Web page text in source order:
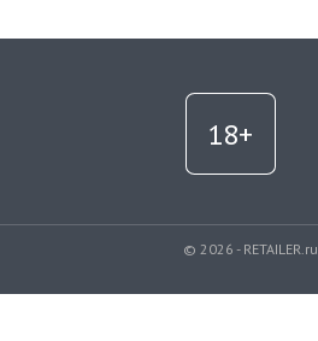
© 2026 - RETAILER.ru